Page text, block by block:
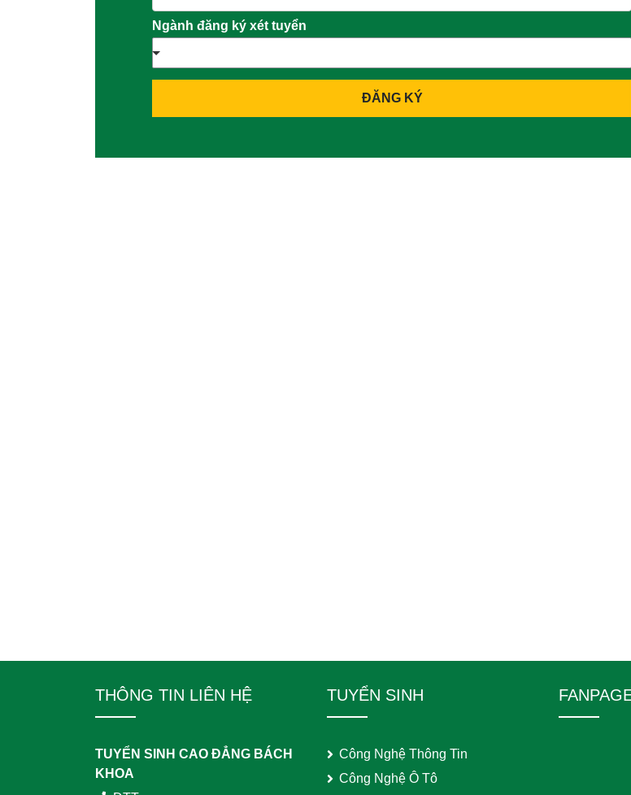
Ngành đăng ký xét tuyển
ĐĂNG KÝ
THÔNG TIN LIÊN HỆ
TUYỂN SINH CAO ĐẲNG BÁCH
KHOA
TUYỂN SINH
Công Nghệ Thông Tin
Công Nghệ Ô Tô